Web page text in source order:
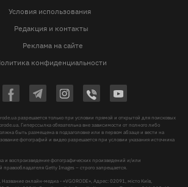
Условия использования
Редакция и контакты
Реклама на сайте
конфиденциальности
разрешается только при условии прямой и открытой для поисковых
Гиперссылка обязательна вне зависимости от полного либо
быть размещена в подзаголовке или в первом абзаце и вести на
фотографий и видео разрешается при условии указания источника
и воспроизведение фотографических произведений и/или
Getty Images – строго запрещается.
онлайн-медиа - «VGORODE», Адрес: 02091, місто Київ,